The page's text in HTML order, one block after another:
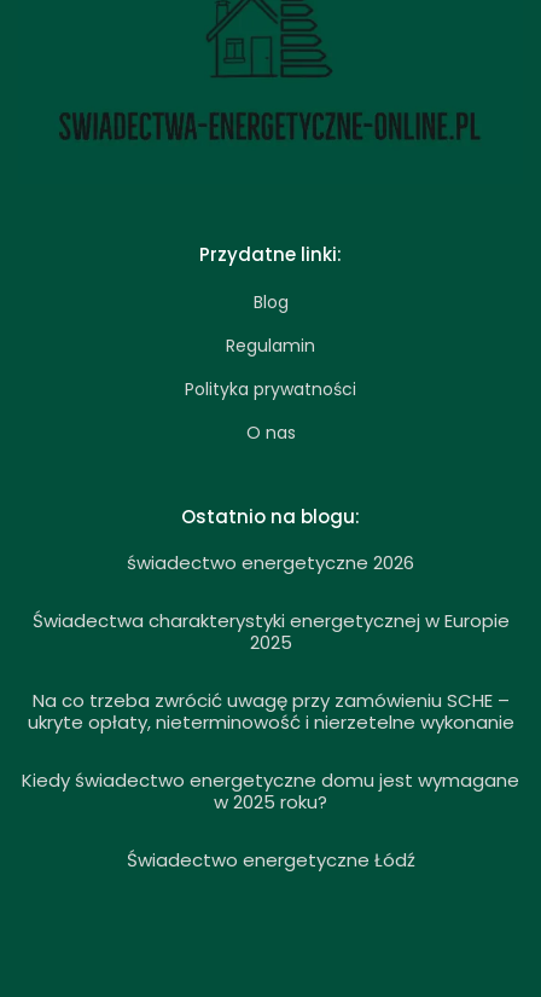
Przydatne linki:
Blog
Regulamin
Polityka prywatności
O nas
Ostatnio na blogu:
świadectwo energetyczne 2026
Świadectwa charakterystyki energetycznej w Europie
2025
Na co trzeba zwrócić uwagę przy zamówieniu SCHE –
ukryte opłaty, nieterminowość i nierzetelne wykonanie
Kiedy świadectwo energetyczne domu jest wymagane
w 2025 roku?
Świadectwo energetyczne Łódź